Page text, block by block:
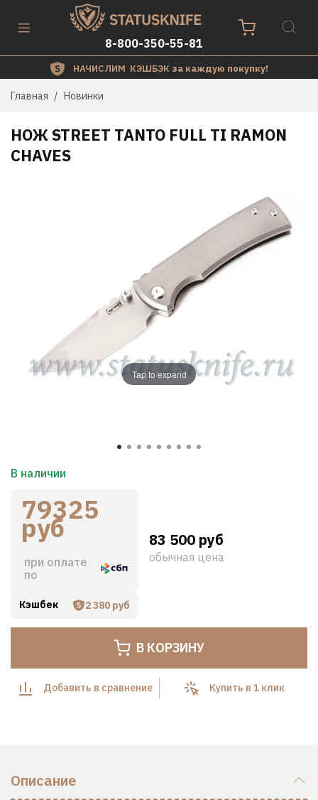
8-800-350-55-81
НАЧИСЛИМ КЭШБЭК за каждую покупку!
Главная Новинки
Tap to expand
НОЖ STREET TANTO FULL TI RAMON
CHAVES
В наличии
79325
руб
при оплате
по
Кэшбек 2 380 руб
83 500 руб
обычная цена
В КОРЗИНУ
Добавить в сравнение Купить в 1 клик
Описание